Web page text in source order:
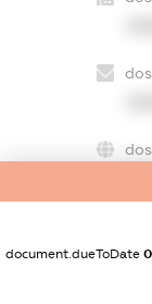
document.dueToDate